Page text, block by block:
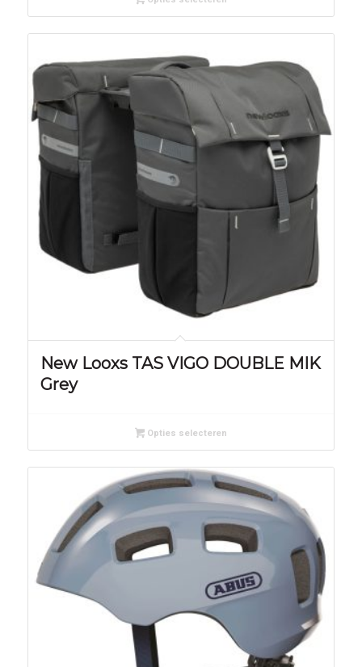
New Looxs TAS VIGO DOUBLE MIK
Grey
Opties selecteren